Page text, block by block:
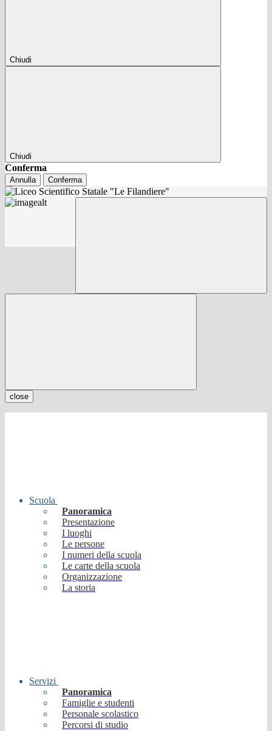
Chiudi
Chiudi
Conferma
Annulla Conferma
close
Scuola
Panoramica
Presentazione
I luoghi
Le persone
I numeri della scuola
Le carte della scuola
Organizzazione
La storia
Servizi
Panoramica
Famiglie e studenti
Personale scolastico
Percorsi di studio